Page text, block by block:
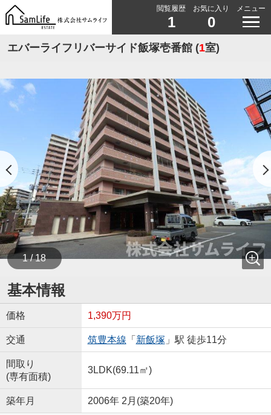
閲覧履歴
1
お気に入り
0
メニュー
エバーライフリバーサイド飯塚壱番館 (1室)
1 / 18
基本情報
価格 1,390万円
交通 筑豊本線 「 新飯塚 」駅 徒歩11分
間取り
(専有面積)
3LDK(69.11㎡)
築年月 2006年 2月(築20年)